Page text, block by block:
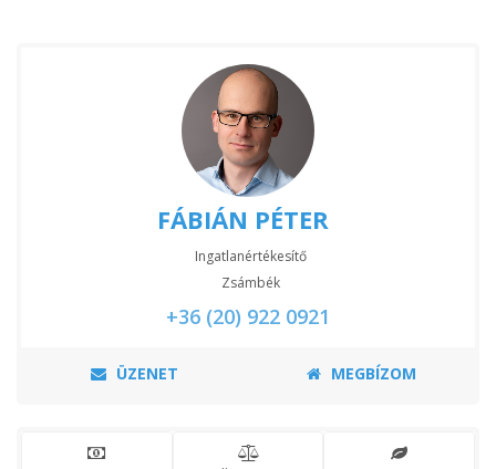
FÁBIÁN PÉTER
Ingatlanértékesítő
Zsámbék
+36 (20) 922 0921
ÜZENET MEGBÍZOM